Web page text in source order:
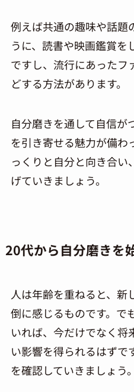
例えば共通の趣味や話題
うに、読書や映画鑑賞を
ですし、流行にあったフ
どする方法があります。
自分磨きを通して自信が
を引き寄せる魅力が備わ
っくりと自分と向き合
げていきましょう。
20代から自分磨きを
人は年齢を重ねると、新
倒に感じるものです。で
いれば、今だけでなく将
い影響を得られるはずで
を確認していきましょう。